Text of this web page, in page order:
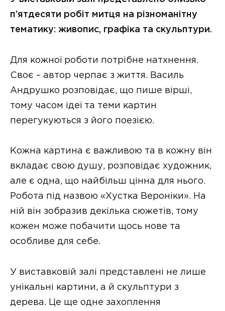
п’ятдесяти робіт митця на різноманітну
тематику: живопис, графіка та скульптури.
Для кожної роботи потрібне натхнення.
Своє – автор черпає з життя. Василь
Андрушко розповідає, що пише вірші,
тому часом ідеї та теми картин
перегукуються з його поезією.
Кожна картина є важливою та в кожну він
вкладає свою душу, розповідає художник,
але є одна, що найбільш цінна для нього.
Робота під назвою «Хустка Вероніки». На
ній він зобразив декілька сюжетів, тому
кожен може побачити щось нове та
особливе для себе.
У виставковій залі представлені не лише
унікальні картини, а й скульптури з
дерева. Це ще одне захоплення